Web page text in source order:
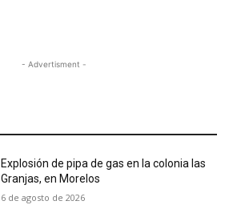
- Advertisment -
Explosión de pipa de gas en la colonia las
Granjas, en Morelos
6 de agosto de 2026